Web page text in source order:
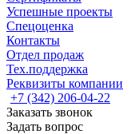
Успешные проекты
Спецоценка
Контакты
Отдел продаж
Тех.поддержка
Реквизиты компании
+7 (342) 206-04-22
Заказать звонок
Задать вопрос